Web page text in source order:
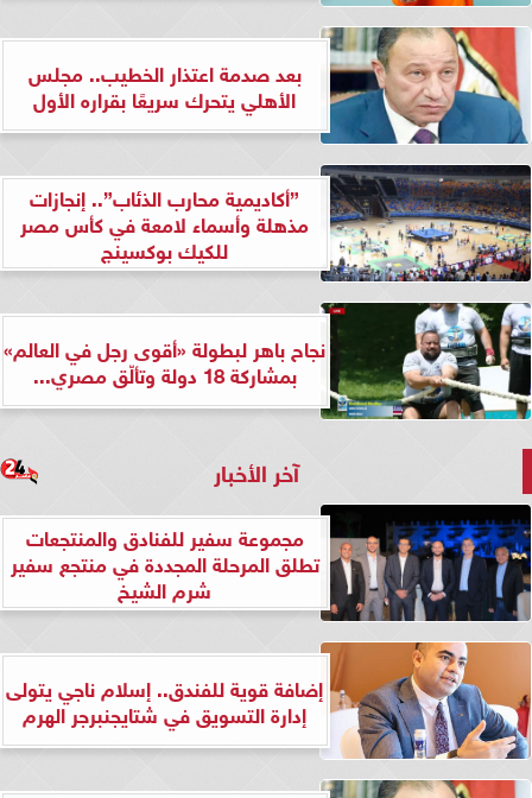
بعد صدمة اعتذار الخطيب.. مجلس
الأهلي يتحرك سريعًا بقراره الأول
”أكاديمية محارب الذئاب”.. إنجازات
مذهلة وأسماء لامعة في كأس مصر
للكيك بوكسينج
نجاح باهر لبطولة «أقوى رجل في العالم»
بمشاركة 18 دولة وتألّق مصري...
آخر الأخبار
مجموعة سفير للفنادق والمنتجعات
تطلق المرحلة المجددة في منتجع سفير
شرم الشيخ
إضافة قوية للفندق.. إسلام ناجي يتولى
إدارة التسويق في شتايجنبرجر الهرم